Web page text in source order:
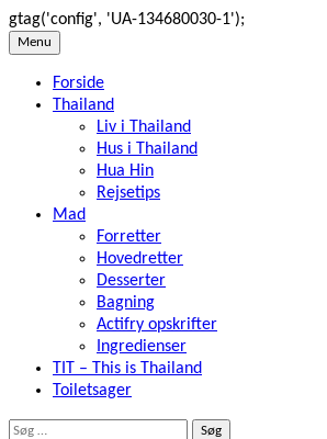
gtag('config', 'UA-134680030-1');
Skip
content
Menu
Forside
Thailand
Liv i Thailand
Hus i Thailand
Hua Hin
Rejsetips
Mad
Forretter
Hovedretter
Desserter
Bagning
Actifry opskrifter
Ingredienser
TIT – This is Thailand
Toiletsager
Søg